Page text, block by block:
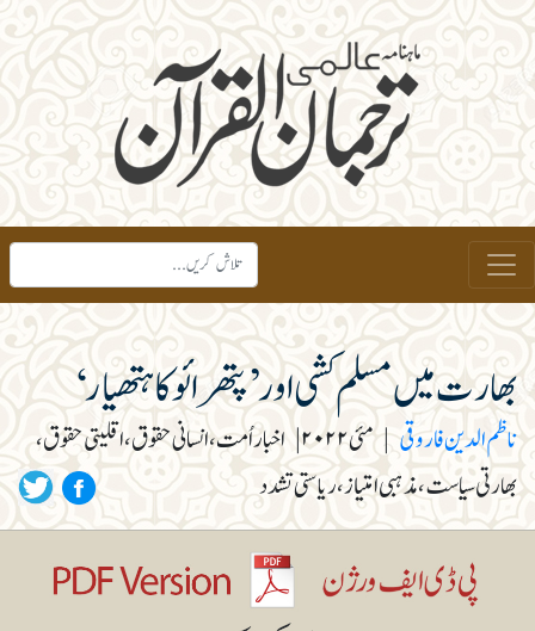
بھارت میں مسلم کشی اور ’پتھرائو کا ہتھیار‘
ناظم الدین فاروقی | مئی ۲۰۲۲ | اخبار اُمت، انسانی حقوق، اقلیتی حقوق،
بھارتی سیاست، مذہبی امتیاز، ریاستی تشدد